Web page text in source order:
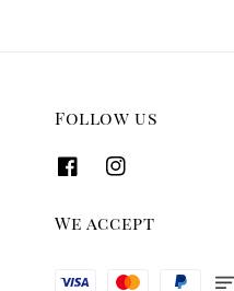
Follow us
We accept